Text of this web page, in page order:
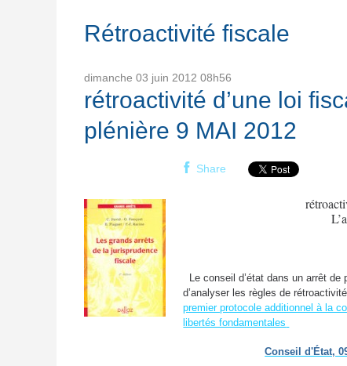
Rétroactivité fiscale
dimanche 03 juin 2012 08h56
rétroactivité d’une loi
plénière 9 MAI 2012
Share
Le conseil d’état dans un arrêt
d’analyser les règles de
premier protocole additionnel à la
libertés fondamentales
Conseil d'État,